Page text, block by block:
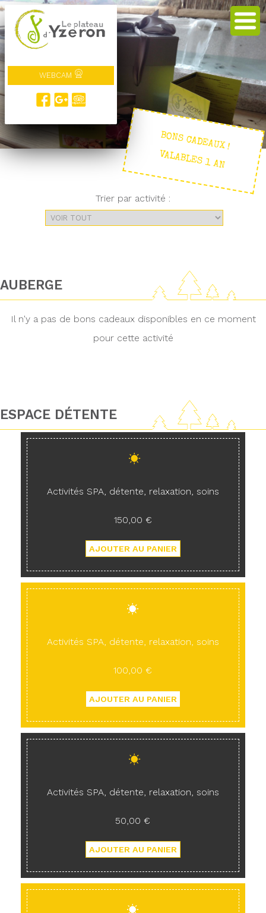
WEBCAM
BONS CADEAUX !
VALABLES 1 AN
Trier par activité :
AUBERGE
Il n'y a pas de bons cadeaux disponibles en ce moment
pour cette activité
ESPACE DÉTENTE
Activités SPA, détente, relaxation, soins
150,00 €
Activités SPA, détente, relaxation, soins
100,00 €
Activités SPA, détente, relaxation, soins
50,00 €